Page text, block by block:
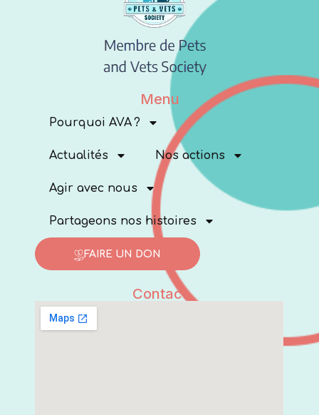
Menu
Pourquoi AVA ?
Actualités Nos actions
Agir avec nous
Partageons nos histoires
FAIRE UN DON
Contact